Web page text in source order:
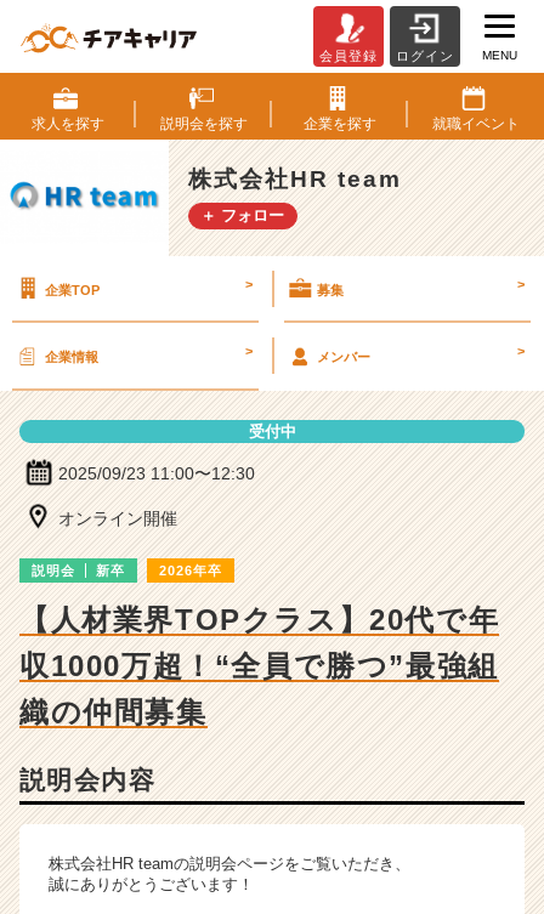
式
会
社
H
R
t
の
会
詳
細
|
ャ
成
長
企
業
か
カ
ウ
ト
が
会員登録 ログイン MENU
求人を探す 説明会を探す 企業を探す 就職イベント
株式会社HR team
＋ フォロー
企業TOP > 募集 >
企業情報 > メンバー >
受付中
2025/09/23 11:00〜12:30
オンライン開催
説明会 新卒 2026年卒
【人材業界TOPクラス】20代で年
収1000万超！“全員で勝つ”最強組
織の仲間募集
説明会内容
株式会社HR teamの説明会ページをご覧いただき、
誠にありがとうございます！